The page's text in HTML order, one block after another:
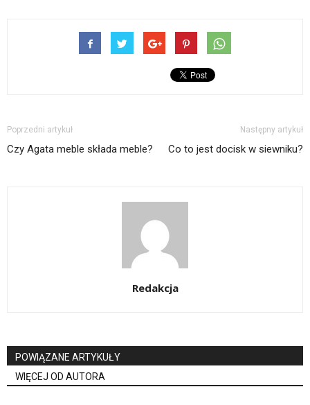
Poprzedni artykuł
Czy Agata meble składa meble?
Następny artykuł
Co to jest docisk w siewniku?
Redakcja
POWIĄZANE ARTYKUŁY
WIĘCEJ OD AUTORA